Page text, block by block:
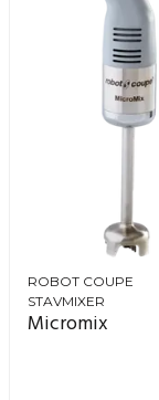
ROBOT COUPE
STAVMIXER
Micromix